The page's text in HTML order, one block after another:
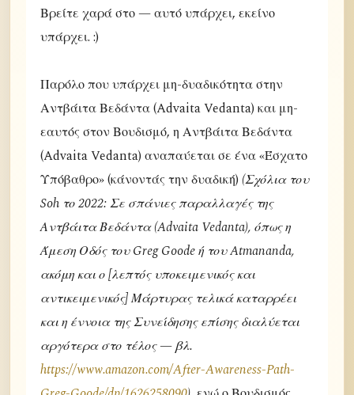
Βρείτε χαρά στο — αυτό υπάρχει, εκείνο
υπάρχει. :)
Παρόλο που υπάρχει μη-δυαδικότητα στην
Αντβάιτα Βεδάντα (Advaita Vedanta) και μη-
εαυτός στον Βουδισμό, η Αντβάιτα Βεδάντα
(Advaita Vedanta) αναπαύεται σε ένα «Έσχατο
Υπόβαθρο» (κάνοντάς την δυαδική) (Σχόλια του
Soh το 2022: Σε σπάνιες παραλλαγές της
Αντβάιτα Βεδάντα (Advaita Vedanta), όπως η
Άμεση Οδός του Greg Goode ή του Atmananda,
ακόμη και ο [λεπτός υποκειμενικός και
αντικειμενικός] Μάρτυρας τελικά καταρρέει
και η έννοια της Συνείδησης επίσης διαλύεται
αργότερα στο τέλος — βλ.
https://www.amazon.com/After-Awareness-Path-